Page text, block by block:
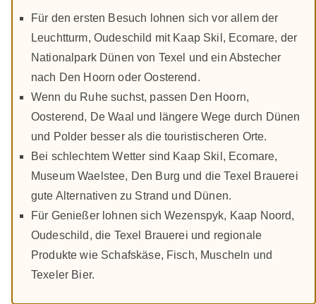
Für den ersten Besuch lohnen sich vor allem der
Leuchtturm, Oudeschild mit Kaap Skil, Ecomare, der
Nationalpark Dünen von Texel und ein Abstecher
nach Den Hoorn oder Oosterend.
Wenn du Ruhe suchst, passen Den Hoorn,
Oosterend, De Waal und längere Wege durch Dünen
und Polder besser als die touristischeren Orte.
Bei schlechtem Wetter sind Kaap Skil, Ecomare,
Museum Waelstee, Den Burg und die Texel Brauerei
gute Alternativen zu Strand und Dünen.
Für Genießer lohnen sich Wezenspyk, Kaap Noord,
Oudeschild, die Texel Brauerei und regionale
Produkte wie Schafskäse, Fisch, Muscheln und
Texeler Bier.